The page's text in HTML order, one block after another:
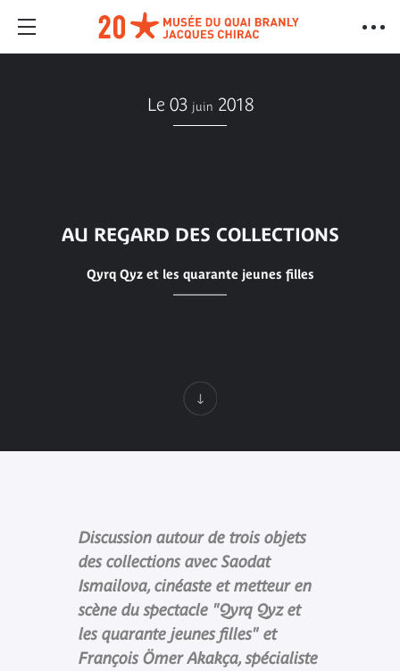
Le 03 juin 2018
AU REGARD DES COLLECTIONS
Qyrq Qyz et les quarante jeunes filles
Discussion autour de trois objets
des collections avec Saodat
Ismailova, cinéaste et metteur en
scène du spectacle "Qyrq Qyz et
les quarante jeunes filles" et
François Ömer Akakça, spécialiste